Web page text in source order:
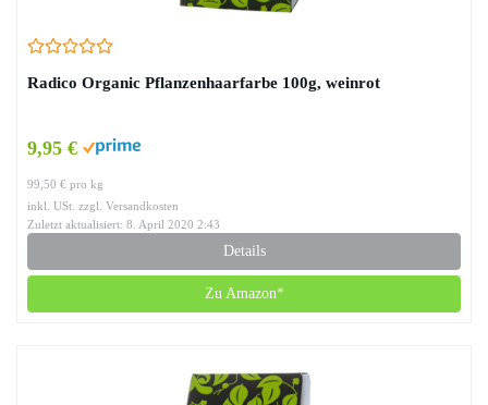
Radico Organic Pflanzenhaarfarbe 100g, weinrot
9,95 €
99,50 € pro kg
inkl. USt. zzgl. Versandkosten
Zuletzt aktualisiert: 8. April 2020 2:43
Details
Zu Amazon*